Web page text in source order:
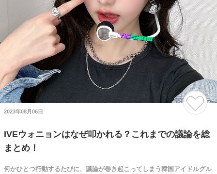
2023年08月06日
IVEウォニョンはなぜ叩かれる？これまでの議論を総
まとめ！
何かひとつ行動するたびに、議論が巻き起こってしまう韓国アイドルグル